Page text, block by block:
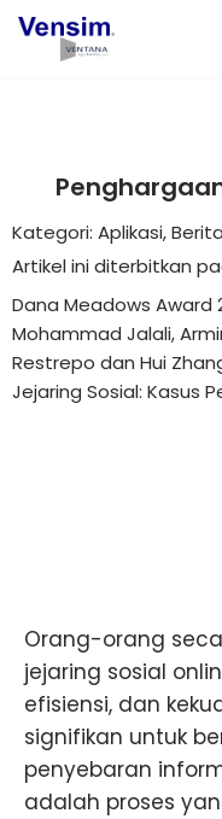
Lompat
Kategori: Aplikasi, Berita
Artikel ini diterbitkan
Dana Meadows Award
Mohammad Jalali,
Restrepo dan Hui
Jejaring Sosial: Kasus
Orang-orang
jejaring sosial
efisiensi, dan
signifikan untuk
penyebaran
adalah proses